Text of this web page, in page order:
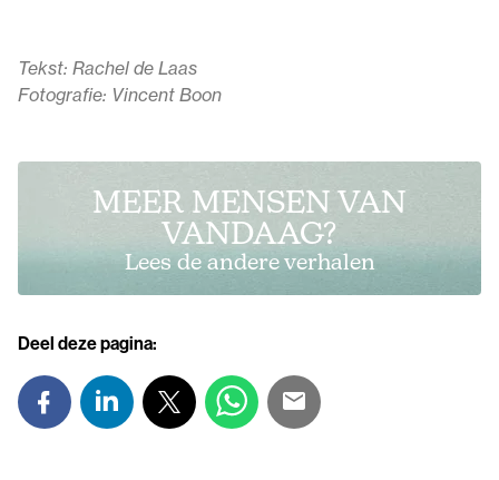
Tekst: Rachel de Laas
Fotografie: Vincent Boon
MEER MENSEN VAN
VANDAAG?
Lees de andere verhalen
Deel deze pagina: